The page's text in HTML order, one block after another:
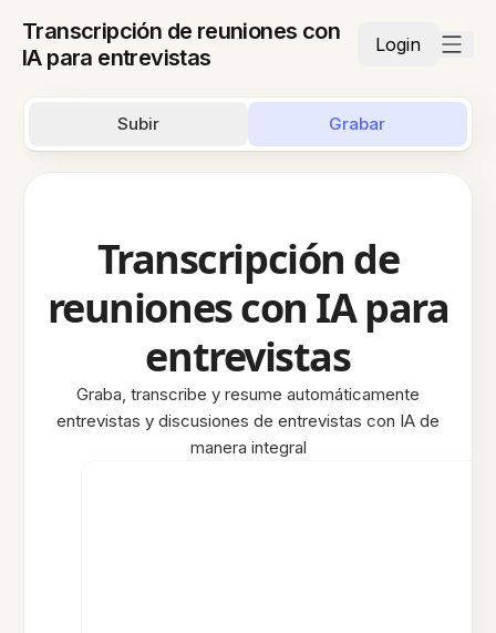
Transcripción de reuniones con
IA para entrevistas
Login
Subir Grabar
Transcripción de
reuniones con IA para
entrevistas
Graba, transcribe y resume automáticamente
entrevistas y discusiones de entrevistas con IA de
manera integral